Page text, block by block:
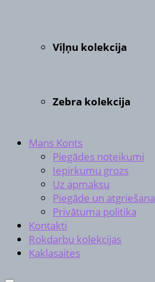
Viļņu kolekcija
Zebra kolekcija
Mans Konts
Piegādes noteikumi
Iepirkumu grozs
Uz apmaksu
Piegāde un atgriešana
Privātuma politika
Kontakti
Rokdarbu kolekcijas
Kaklasaites